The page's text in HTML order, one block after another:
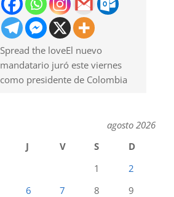
Spread the loveEl nuevo
mandatario juró este viernes
como presidente de Colombia
agosto 2026
J V S
D
1
2
6 7 8
9